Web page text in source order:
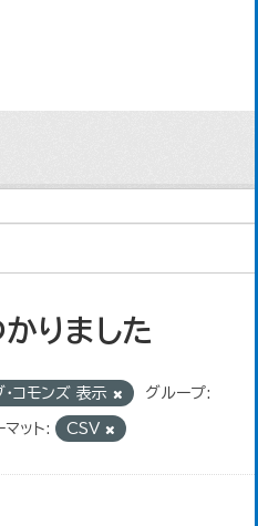
りました
・コモンズ 表示 グループ:
マット: CSV